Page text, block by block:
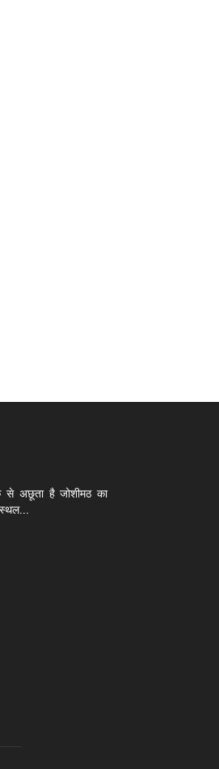
अछूता है जोशीमठ का
स्थल...